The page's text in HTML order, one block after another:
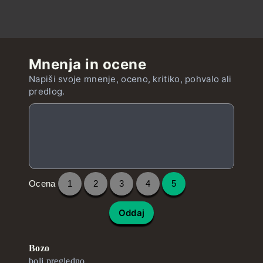
Mnenja in ocene
Napiši svoje mnenje, oceno, kritiko, pohvalo ali
predlog.
Ocena 1 2 3 4 5
Oddaj
Bozo
bolj pregledno